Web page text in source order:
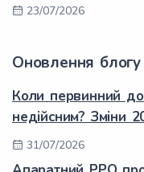
23/07/2026
Оновлення блогу
Коли первинний
недійсним? Зміни
31/07/2026